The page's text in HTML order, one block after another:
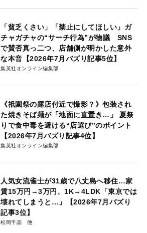
「貧乏くさい」「禁止にしてほしい」ガ
チャガチャの“サーチ行為”が物議 SNS
で賛否真っ二つ、店舗側が明かした意外
な本音【2026年7月バズり記事5位】
集英社オンライン編集部
《祇園祭の露店付近で撮影？》包装され
た焼きそば麺が「地面に直置き…」 夏祭
りで食中毒を避ける“店選び”のポイント
【2026年7月バズり記事4位】
集英社オンライン編集部
人気女流雀士が31歳で八丈島へ移住…家
賃15万円→3万円、1K→4LDK「東京では
壊れてしまうと…」【2026年7月バズり
記事3位】
松岡千晶